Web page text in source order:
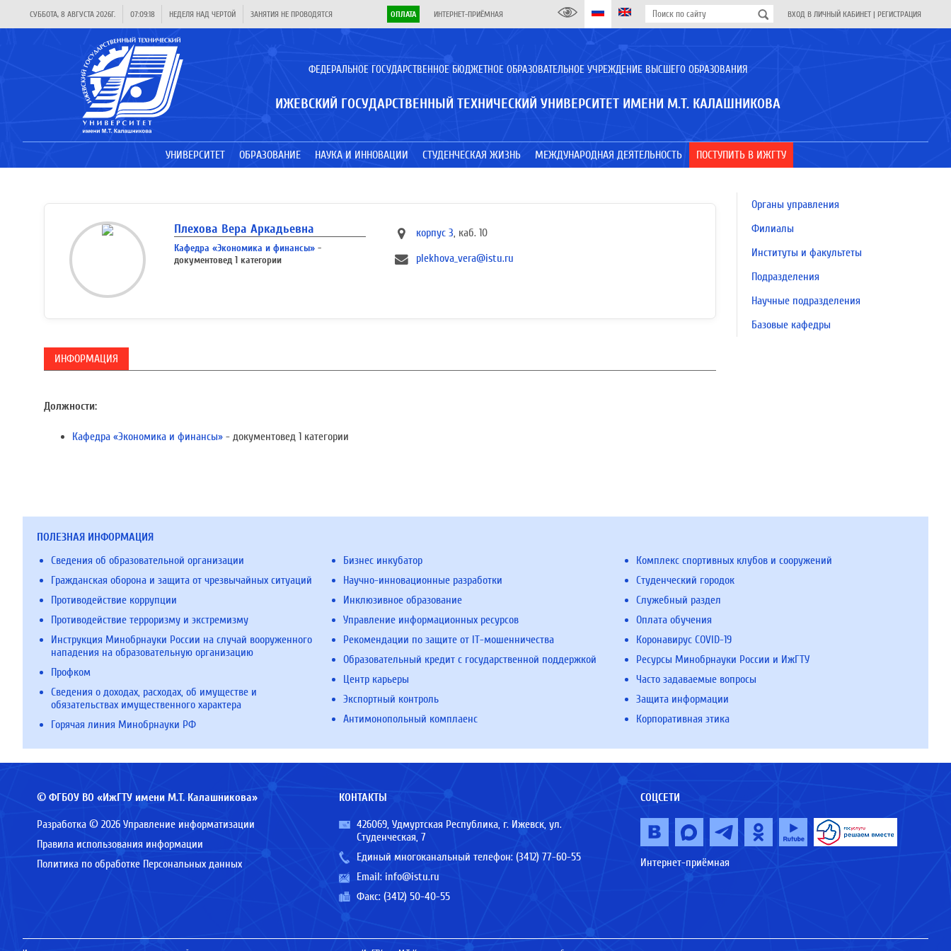
СУББОТА, 8 АВГУСТА 2026Г. 07:09:18 НЕДЕЛЯ НАД ЧЕРТОЙ ЗАНЯТИЯ НЕ ПРОВОДЯТСЯ ОПЛАТА ИНТЕРНЕТ-ПРИЁМНАЯ ВХОД В ЛИЧНЫЙ КАБИНЕТ | РЕГИСТРАЦИЯ
ФЕДЕРАЛЬНОЕ ГОСУДАРСТВЕННОЕ БЮДЖЕТНОЕ ОБРАЗОВАТЕЛЬНОЕ УЧРЕЖДЕНИЕ ВЫСШЕГО ОБРАЗОВАНИЯ
ИЖЕВСКИЙ ГОСУДАРСТВЕННЫЙ ТЕХНИЧЕСКИЙ УНИВЕРСИТЕТ ИМЕНИ М.Т. КАЛАШНИКОВА
УНИВЕРСИТЕТ ОБРАЗОВАНИЕ НАУКА И ИННОВАЦИИ СТУДЕНЧЕСКАЯ ЖИЗНЬ МЕЖДУНАРОДНАЯ ДЕЯТЕЛЬНОСТЬ ПОСТУПИТЬ В ИЖГТУ
Плехова Вера Аркадьевна
Кафедра «Экономика и финансы» -
документовед 1 категории
корпус 3, каб. 10
plekhova_vera@istu.ru
ИНФОРМАЦИЯ
Должности:
Кафедра «Экономика и финансы» - документовед 1 категории
Органы управления
Филиалы
Институты и факультеты
Подразделения
Научные подразделения
Базовые кафедры
ПОЛЕЗНАЯ ИНФОРМАЦИЯ
Сведения об образовательной организации
Гражданская оборона и защита от чрезвычайных ситуаций
Противодействие коррупции
Противодействие терроризму и экстремизму
Инструкция Минобрнауки России на случай вооруженного
нападения на образовательную организацию
Профком
Сведения о доходах, расходах, об имуществе и
обязательствах имущественного характера
Горячая линия Минобрнауки РФ
Бизнес инкубатор
Научно-инновационные разработки
Инклюзивное образование
Управление информационных ресурсов
Рекомендации по защите от IT-мошенничества
Образовательный кредит с государственной поддержкой
Центр карьеры
Экспортный контроль
Антимонопольный комплаенс
Комплекс спортивных клубов и сооружений
Студенческий городок
Служебный раздел
Оплата обучения
Коронавирус COVID-19
Ресурсы Минобрнауки России и ИжГТУ
Часто задаваемые вопросы
Защита информации
Корпоративная этика
© ФГБОУ ВО «ИжГТУ имени М.Т. Калашникова»
Разработка © 2026 Управление информатизации
Правила использования информации
Политика по обработке Персональных данных
КОНТАКТЫ
426069, Удмуртская Республика, г. Ижевск, ул.
Студенческая, 7
Единый многоканальный телефон: (3412) 77-60-55
Email: info@istu.ru
Факс: (3412) 50-40-55
СОЦСЕТИ
Интернет-приёмная